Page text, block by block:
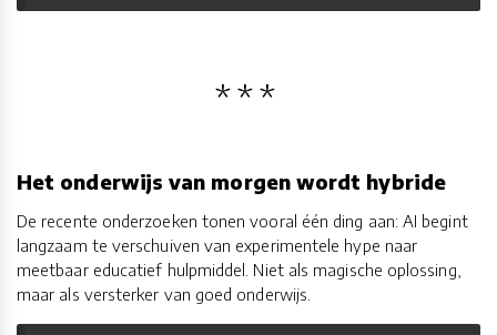
Het onderwijs van morgen wordt hybride
De recente onderzoeken tonen vooral één ding aan: AI begint
langzaam te verschuiven van experimentele hype naar
meetbaar educatief hulpmiddel. Niet als magische oplossing,
maar als versterker van goed onderwijs.